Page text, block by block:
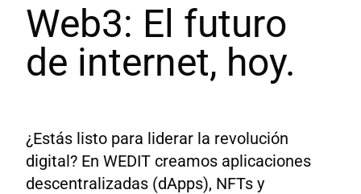
Web3: El futuro
de internet, hoy.
¿Estás listo para liderar la revolución
digital? En WEDIT creamos aplicaciones
descentralizadas (dApps), NFTs y